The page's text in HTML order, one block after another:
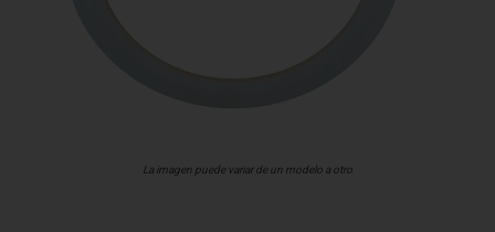
La imagen puede variar de un modelo a otro